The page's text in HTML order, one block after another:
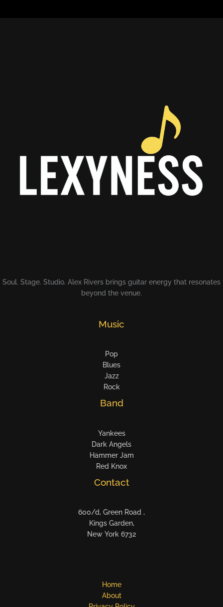
Soul. Stage. Studio. Alex Rivers brings guitar energy that resonates
beyond the venue.
Music
Pop
Blues
Jazz
Rock
Band
Yankees
Dark Angels
Hammer Jam
Red Knox
Contact
600/d, Green Road ,
Kings Garden,
New York 6732
Home
About